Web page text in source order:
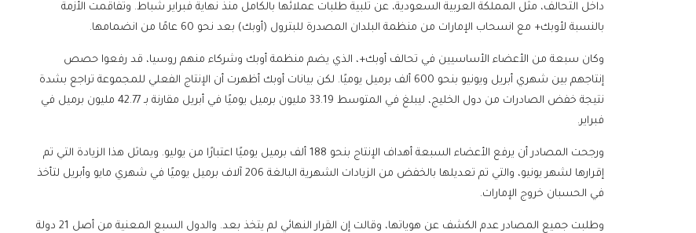
داخل التحالف، مثل المملكة العربية السعودية، عن تلبية طلبات عملائها بالكامل منذ نهاية فبراير شباط. وتفاقمت الأزمة
بالنسبة لأوبك+ مع انسحاب الإمارات من منظمة البلدان المصدرة للبترول (أوبك) بعد نحو 60 عامًا من انضمامها.
وكان سبعة من الأعضاء الأساسيين في تحالف أوبك+، الذي يضم منظمة أوبك وشركاء منهم روسيا، قد رفعوا حصص
إنتاجهم بين شهري أبريل ويونيو بنحو 600 ألف برميل يوميًا. لكن بيانات أوبك أظهرت أن الإنتاج الفعلي للمجموعة تراجع بشدة
نتيجة خفض الصادرات من دول الخليج، ليبلغ في المتوسط 33.19 مليون برميل يوميًا في أبريل مقارنة بـ 42.77 مليون برميل في
فبراير.
ورجحت المصادر أن يرفع الأعضاء السبعة أهداف الإنتاج بنحو 188 ألف برميل يوميًا اعتبارًا من يوليو. ويماثل هذا الزيادة التي تم
إقرارها لشهر يونيو، والتي تم تعديلها بالخفض من الزيادات الشهرية البالغة 206 آلاف برميل يوميًا في شهري مايو وأبريل لتأخذ
في الحسبان خروج الإمارات.
وطلبت جميع المصادر عدم الكشف عن هوياتها، وقالت إن القرار النهائي لم يتخذ بعد. والدول السبع المعنية من أصل 21 دولة